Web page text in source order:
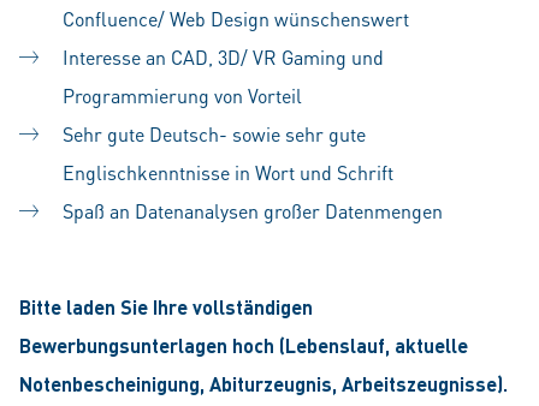
Confluence/ Web Design wünschenswert
Interesse an CAD, 3D/ VR Gaming und
Programmierung von Vorteil
Sehr gute Deutsch- sowie sehr gute
Englischkenntnisse in Wort und Schrift
Spaß an Datenanalysen großer Datenmengen
Bitte laden Sie Ihre vollständigen
Bewerbungsunterlagen hoch (Lebenslauf, aktuelle
Notenbescheinigung, Abiturzeugnis, Arbeitszeugnisse).